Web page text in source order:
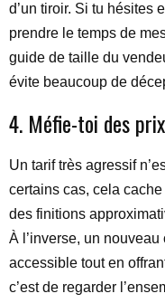
d’un tiroir. Si tu hésites
prendre le temps de
guide de taille du
évite beaucoup de
4. Méfie-toi des
Un tarif très agressif
certains cas, cela
des finitions
À l’inverse, un
accessible tout en
c’est de regarder